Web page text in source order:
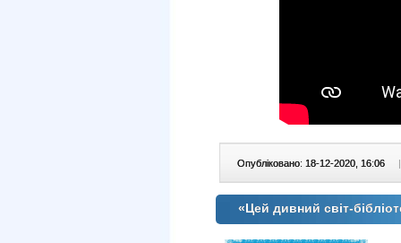
Опубліковано: 18-12-2020, 16:06 |
«Цей дивний світ-